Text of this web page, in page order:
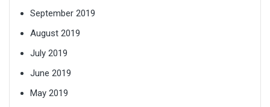
September 2019
August 2019
July 2019
June 2019
May 2019